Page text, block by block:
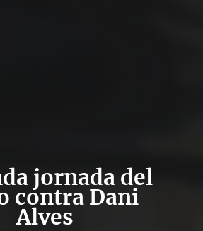
jornada del
contra Dani
Alves